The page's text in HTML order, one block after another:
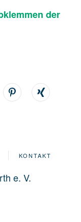
der
KONTAKT
e. V.